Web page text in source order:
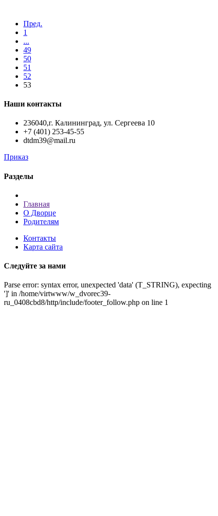
Пред.
1
...
49
50
51
52
53
Наши контакты
236040,г. Калининград, ул. Сергеева 10
+7 (401) 253-45-55
dtdm39@mail.ru
Приказ
Разделы
Главная
О Дворце
Родителям
Контакты
Карта сайта
Следуйте за нами
Parse error: syntax error, unexpected 'data' (T_STRING), expecting
']' in /home/virtwww/w_dvorec39-
ru_0408cbd8/http/include/footer_follow.php on line 1